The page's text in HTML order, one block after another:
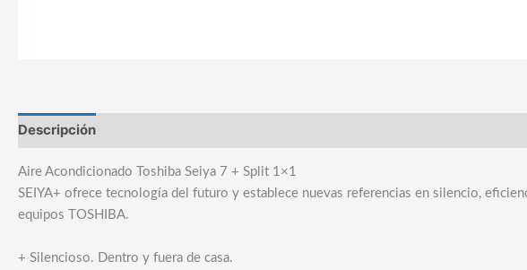
Descripción
Aire Acondicionado Toshiba Seiya 7 + Split 1×1
SEIYA+ ofrece tecnología del futuro y establece nuevas referencias en silencio,
equipos TOSHIBA.
+ Silencioso. Dentro y fuera de casa.